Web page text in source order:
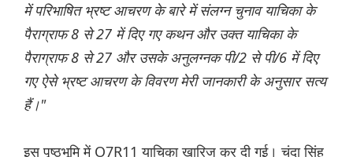
में परिभाषित भ्रष्ट आचरण के बारे में संलग्न चुनाव याचिका के
पैराग्राफ 8 से 27 में दिए गए कथन और उक्त याचिका के
पैराग्राफ 8 से 27 और उसके अनुलग्नक पी/2 से पी/6 में दिए
गए ऐसे भ्रष्ट आचरण के विवरण मेरी जानकारी के अनुसार सत्य
हैं।"
इस पृष्ठभूमि में O7R11 याचिका खारिज कर दी गई। चंदा सिंह